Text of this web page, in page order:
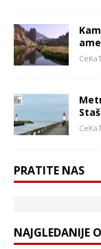
PRATITE NAS
NAJGLEDANIJE